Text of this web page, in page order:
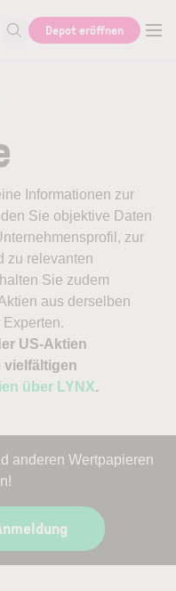
Suche nach Aktie, Autor...
Depot eröffnen
Informationen zur
Sie objektive Daten
zur
zu relevanten
Sie zudem
aus derselben
US-Aktien
vielfältigen
über LYNX.
anderen Wertpapieren